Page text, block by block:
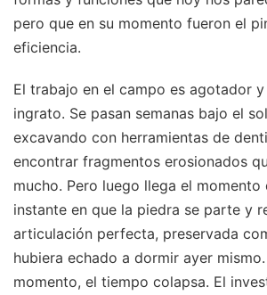
pero que en su momento fueron el
eficiencia.
El trabajo en el campo es agotador
ingrato. Se pasan semanas bajo el
excavando con herramientas de
encontrar fragmentos erosionados
mucho. Pero luego llega el momento
instante en que la piedra se parte y
articulación perfecta, preservada
hubiera echado a dormir ayer
momento, el tiempo colapsa. El